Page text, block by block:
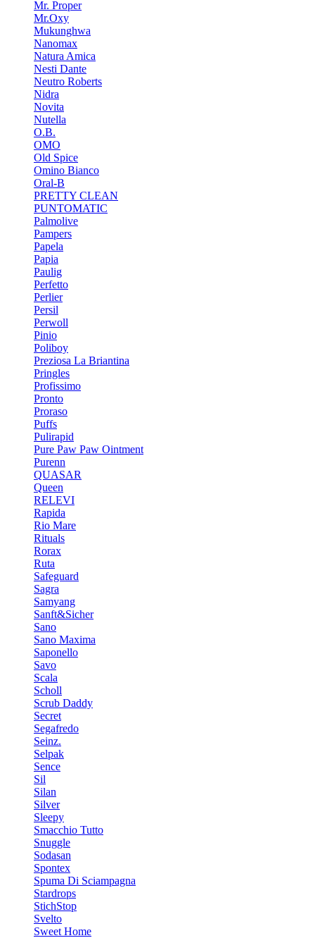
Mr. Proper
Mr.Oxy
Mukunghwa
Nanomax
Natura Amica
Nesti Dante
Neutro Roberts
Nidra
Novita
Nutella
O.B.
OMO
Old Spice
Omino Bianco
Oral-B
PRETTY CLEAN
PUNTOMATIC
Palmolive
Pampers
Papela
Papia
Paulig
Perfetto
Perlier
Persil
Perwoll
Pinio
Poliboy
Preziosa La Briantina
Pringles
Profissimo
Pronto
Proraso
Puffs
Pulirapid
Pure Paw Paw Ointment
Purenn
QUASAR
Queen
RELEVI
Rapida
Rio Mare
Rituals
Rorax
Ruta
Safeguard
Sagra
Samyang
Sanft&Sicher
Sano
Sano Maxima
Saponello
Savo
Scala
Scholl
Scrub Daddy
Secret
Segafredo
Seinz.
Selpak
Sence
Sil
Silan
Silver
Sleepy
Smacchio Tutto
Snuggle
Sodasan
Spontex
Spuma Di Sciampagna
Stardrops
StichStop
Svelto
Sweet Home